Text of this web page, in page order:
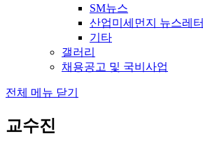
SM뉴스
산업미세먼지 뉴스레터
기타
갤러리
채용공고 및 국비사업
전체 메뉴 닫기
교수진